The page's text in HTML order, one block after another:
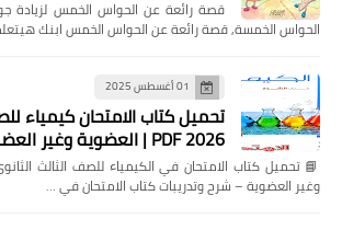
قصة رائعة عن الحواس الخمس لزيادة
الحواس الخمسة, قصة رائعة عن الحواس الخمس ابنك
01 أغسطس 2025
تحميل كتاب الامتحان كيمياء
2026 PDF | العضوية وغير العضوية
وغير العضوية – شرح وتدريبات كتاب الامتحان في …